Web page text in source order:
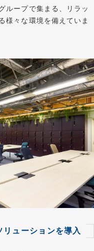
ループで集まる、リラッ
様々な環境を備えていま
ューションを導入